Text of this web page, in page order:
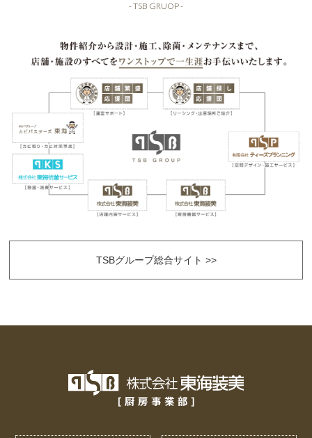
- TSB GRUOP -
TSBグループ総合サイト >>